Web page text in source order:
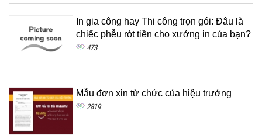
In gia công hay Thi công trọn gói: Đâu là
chiếc phễu rót tiền cho xưởng in của bạn?
473
Mẫu đơn xin từ chức của hiệu trưởng
2819